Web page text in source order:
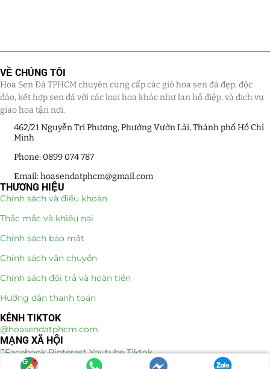
VỀ CHÚNG TÔI
Hoa Sen Đá TPHCM chuyên cung cấp các giỏ hoa sen đá đẹp, độc
đáo, kết hợp sen đá với các loại hoa khác như lan hồ điệp, và dịch vụ
giao hoa tận nơi.
462/21 Nguyễn Tri Phương, Phường Vườn Lài, Thành phố Hồ Chí
Minh
Phone: 0899 074 787
Email: hoasendatphcm@gmail.com
THƯƠNG HIỆU
Chính sách và điều khoản
Thắc mắc và khiếu nại
Chính sách bảo mật
Chính sách vận chuyển
Chính sách đổi trả và hoàn tiền
Hướng dẫn thanh toán
KÊNH TIKTOK
@hoasendatphcm.com
MẠNG XÃ HỘI
Facebook Pinterest Youtube Tiktok